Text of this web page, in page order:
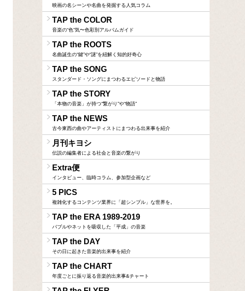
映画の名シーンや名曲を発掘する人気コラム
TAP the COLOR
音楽の“色”気〜色彩別アルバムガイド
TAP the ROOTS
名曲誕生の“鍵”や“謎”を紐解く知的好奇心
TAP the SONG
スタンダード・ソングにまつわるエピソードと物語
TAP the STORY
「本物の音楽」が持つ“繋がり”や“物語”
TAP the NEWS
古今東西の曲やアーティストにまつわる出来事を紹介
月刊キヨシ
伝説の編集者による社会と音楽の繋がり
Extra便
インタビュー、臨時コラム、参加型企画など
5 PICS
複雑化するコンテンツ業界に「超シンプル」な世界を。
TAP the ERA 1989-2019
バブルやネットを吸収した「平成」の音楽
TAP the DAY
その日に起きた音楽的出来事を紹介
TAP the CHART
年度ごとに振り返る音楽的出来事&チャート